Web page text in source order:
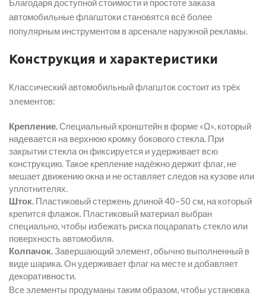
Благодаря доступной стоимости и простоте заказа
автомобильные флагштоки становятся всё более
популярным инструментом в арсенале наружной рекламы.
Конструкция и характеристики
Классический автомобильный флагшток состоит из трёх
элементов:
Крепление.Специальный кронштейн в форме «Ω», который
надевается на верхнюю кромку бокового стекла. При
закрытии стекла он фиксируется и удерживает всю
конструкцию. Такое крепление надёжно держит флаг, не
мешает движению окна и не оставляет следов на кузове или
уплотнителях.
Шток. Пластиковый стержень длиной 40–50 см, на который
крепится флажок. Пластиковый материал выбран
специально, чтобы избежать риска поцарапать стекло или
поверхность автомобиля.
Колпачок.Завершающий элемент, обычно выполненный в
виде шарика. Он удерживает флаг на месте и добавляет
декоративности.
Все элементы продуманы таким образом, чтобы установка